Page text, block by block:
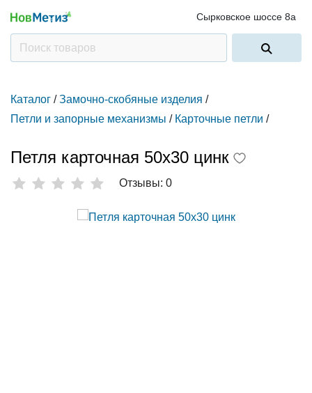
Сырковское шоссе 8а
Каталог / Замочно-скобяные изделия /
Петли и запорные механизмы / Карточные петли /
Петля карточная 50х30 цинк
Отзывы: 0